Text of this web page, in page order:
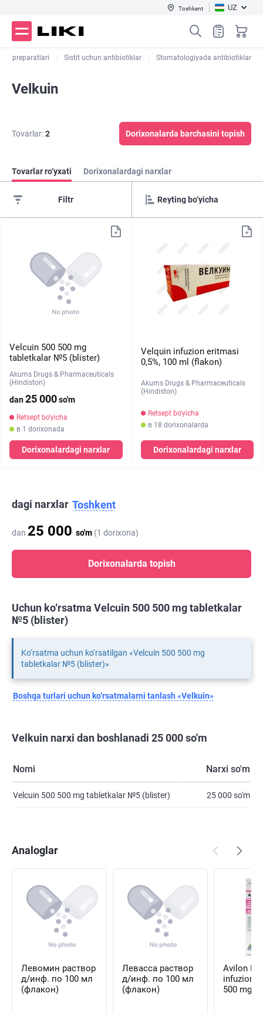
Toshkent UZ
preparatlari Sistit uchun antibiotiklar Stomatologiyada antibiotiklar
Velkuin
Tovarlar:2 Dorixonalarda barchasini topish
Tovarlar ro‘yxati Dorixonalardagi narxlar
Filtr
Velcuin 500 500 mg
tabletkalar №5 (blister)
Akums Drugs & Pharmaceuticals
(Hindiston)
dan25 000so'm
Retsept bo'yicha
в 1 dorixonada
Dorixonalardagi narxlar
Velquin infuzion eritmasi
0,5%, 100 ml (flakon)
Akums Drugs & Pharmaceuticals
(Hindiston)
Retsept bo'yicha
в 18 dorixonalarda
Dorixonalardagi narxlar
dagi narxlar Toshkent
dan 25 000 so'm (1 dorixona)
Dorixonalarda topish
Uchun ko‘rsatma Velcuin 500 500 mg tabletkalar
№5 (blister)
Ko‘rsatma uchun ko‘rsatilgan «Velcuin 500 500 mg
tabletkalar №5 (blister)»
Boshqa turlari uchun ko‘rsatmalarni tanlash «Velkuin»
Velkuin narxi dan boshlanadi 25 000 so'm
Nomi Narxi so'm
Velcuin 500 500 mg tabletkalar №5 (blister) 25 000 so'm
Analoglar
Левомин раствор
д/инф. по 100 мл
(флакон)
Левасса раствор
д/инф. по 100 мл
(флакон)
Avilon
infuzion
500 mg,